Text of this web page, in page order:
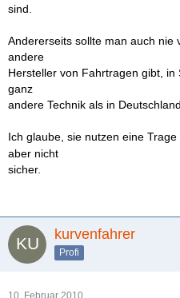
sind.
Andererseits sollte man auch nie
andere
Hersteller von Fahrtragen gibt,
ganz
andere Technik als in
Ich glaube, sie nutzen eine Trage
aber nicht
sicher.
kurvenfahrer
Profi
10. Februar 2010